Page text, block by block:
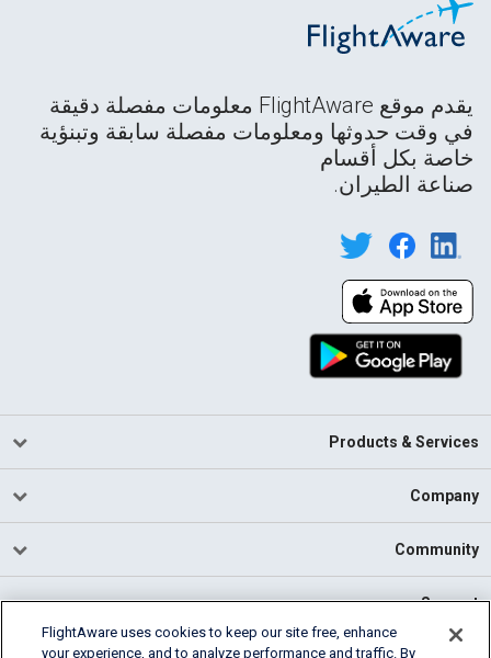
يقدم موقع FlightAware معلومات مفصلة دقيقة
في وقت حدوثها ومعلومات مفصلة سابقة وتبنؤية
خاصة بكل أقسام
صناعة الطيران.
Products & Services
Company
Community
Support
FlightAware uses cookies to keep our site free, enhance
your experience, and to analyze performance and traffic. By